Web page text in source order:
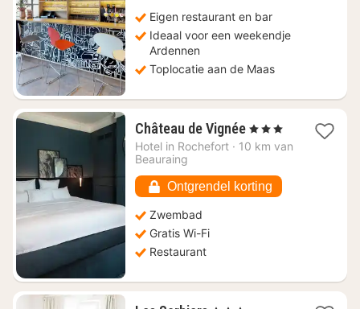
119
Eigen restaurant en bar
Ideaal voor een weekendje
Ardennen
Toplocatie aan de Maas
Château de Vignée1
nacht
223,92
, 3 Sterren
Hotel in Rochefort · 10 km van
Beauraing
Ontgrendel korting
Zwembad
Gratis Wi-Fi
Restaurant